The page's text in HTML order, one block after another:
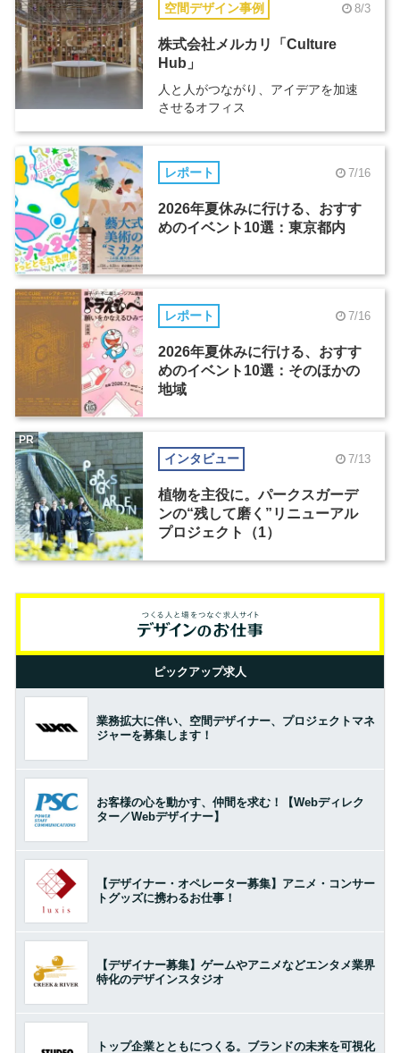
空間デザイン事例 8/3
株式会社メルカリ「Culture
Hub」
人と人がつながり、アイデアを加速
させるオフィス
レポート 7/16
2026年夏休みに行ける、おすす
めのイベント10選：東京都内
レポート 7/16
2026年夏休みに行ける、おすす
めのイベント10選：そのほかの
地域
インタビュー 7/13
植物を主役に。パークスガーデ
ンの“残して磨く”リニューアル
プロジェクト（1）
PR
ピックアップ求人
業務拡大に伴い、空間デザイナー、プロジェクトマネ
ジャーを募集します！
お客様の心を動かす、仲間を求む！【Webディレク
ター／Webデザイナー】
【デザイナー・オペレーター募集】アニメ・コンサー
トグッズに携わるお仕事！
【デザイナー募集】ゲームやアニメなどエンタメ業界
特化のデザインスタジオ
トップ企業とともにつくる。ブランドの未来を可視化